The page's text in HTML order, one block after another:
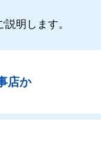
明します。
店か